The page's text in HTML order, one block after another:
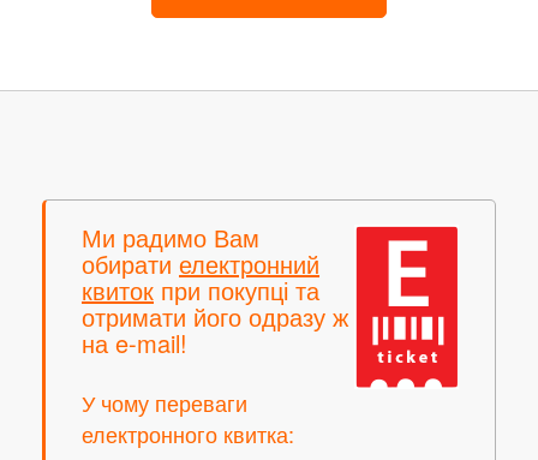
Ми радимо Вам
обирати електронний
квиток при покупці та
отримати його одразу ж
на e-mail!
У чому переваги
електронного квитка: